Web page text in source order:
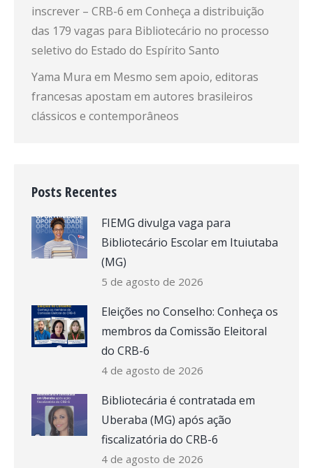
inscrever – CRB-6 em Conheça a distribuição
das 179 vagas para Bibliotecário no processo
seletivo do Estado do Espírito Santo
Yama Mura em Mesmo sem apoio, editoras
francesas apostam em autores brasileiros
clássicos e contemporâneos
Posts Recentes
FIEMG divulga vaga para
Bibliotecário Escolar em Ituiutaba
(MG)
5 de agosto de 2026
Eleições no Conselho: Conheça os
membros da Comissão Eleitoral
do CRB-6
4 de agosto de 2026
Bibliotecária é contratada em
Uberaba (MG) após ação
fiscalizatória do CRB-6
4 de agosto de 2026